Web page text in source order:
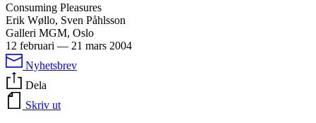
Consuming Pleasures
Erik Wøllo, Sven Påhlsson
Galleri MGM, Oslo
12 februari — 21 mars 2004
Nyhetsbrev
Dela
Skriv ut